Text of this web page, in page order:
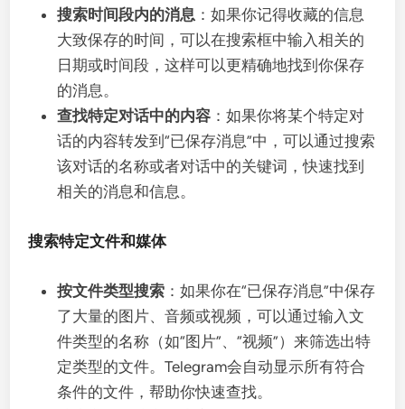
搜索时间段内的消息 ：如果你记得收藏的信息
大致保存的时间，可以在搜索框中输入相关的
日期或时间段，这样可以更精确地找到你保存
的消息。
查找特定对话中的内容 ：如果你将某个特定对
话的内容转发到“已保存消息”中，可以通过搜索
该对话的名称或者对话中的关键词，快速找到
相关的消息和信息。
搜索特定文件和媒体
按文件类型搜索 ：如果你在“已保存消息”中保存
了大量的图片、音频或视频，可以通过输入文
件类型的名称（如“图片”、“视频”）来筛选出特
定类型的文件。Telegram会自动显示所有符合
条件的文件，帮助你快速查找。